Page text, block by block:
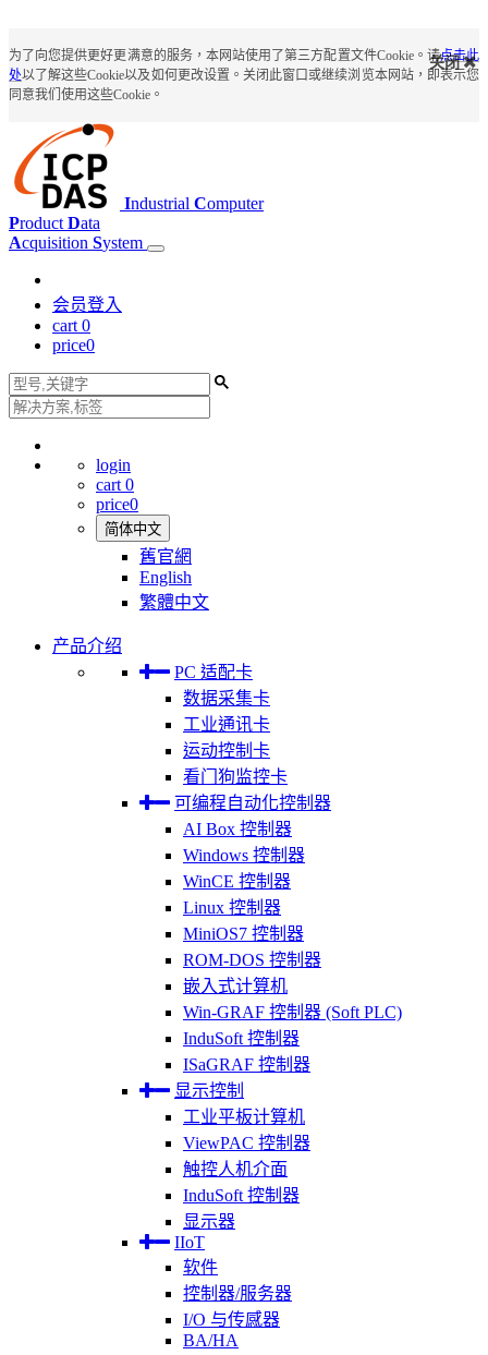
为了向您提供更好更满意的服务，本网站使用了第三方配置文件Cookie。请点击此
处以了解这些Cookie以及如何更改设置。关闭此窗口或继续浏览本网站，即表示您
同意我们使用这些Cookie。
关闭
Industrial Computer
Product Data
Acquisition System
会员登入
cart 0
price0
login
cart 0
price0
简体中文
舊官網
English
繁體中文
产品介绍
PC 适配卡
数据采集卡
工业通讯卡
运动控制卡
看门狗监控卡
可编程自动化控制器
AI Box 控制器
Windows 控制器
WinCE 控制器
Linux 控制器
MiniOS7 控制器
ROM-DOS 控制器
嵌入式计算机
Win-GRAF 控制器 (Soft PLC)
InduSoft 控制器
ISaGRAF 控制器
显示控制
工业平板计算机
ViewPAC 控制器
触控人机介面
InduSoft 控制器
显示器
IIoT
软件
控制器/服务器
I/O 与传感器
BA/HA